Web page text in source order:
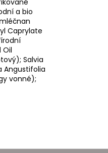
a bio
Caprylate
Oil
Salvia
Angustifolia
vonné);